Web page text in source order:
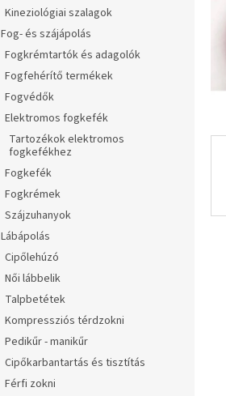
Kineziológiai szalagok
Fog- és szájápolás
Fogkrémtartók és adagolók
Fogfehérítő termékek
Fogvédők
Elektromos fogkefék
Tartozékok elektromos
fogkefékhez
Fogkefék
Fogkrémek
Szájzuhanyok
Lábápolás
Cipőlehúzó
Női lábbelik
Talpbetétek
Kompressziós térdzokni
Pedikűr - manikűr
Cipőkarbantartás és tisztítás
Férfi zokni